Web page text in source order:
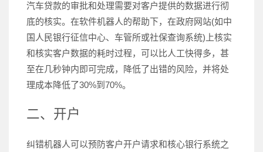
汽车贷款的审批和处理需要对客户提供的数据进行彻
底的核实。在软件机器人的帮助下，在政府网站(如中
国人民银行征信中心、车管所或社保查询系统)上核实
和核实客户数据的耗时过程，可以比人工快得多，甚
至在几秒钟内即可完成，降低了出错的风险，并将处
理成本降低了30%到70%。
二、开户
纠错机器人可以预防客户开户请求和核心银行系统之